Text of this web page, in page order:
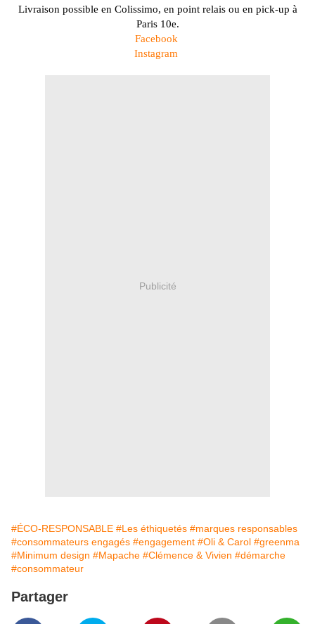
Livraison possible en Colissimo, en point relais ou en pick-up à
Paris 10e.
Facebook
Instagram
Publicité
#ÉCO-RESPONSABLE #Les éthiquetés #marques responsables
#consommateurs engagés #engagement #Oli & Carol #greenma
#Minimum design #Mapache #Clémence & Vivien #démarche
#consommateur
Partager